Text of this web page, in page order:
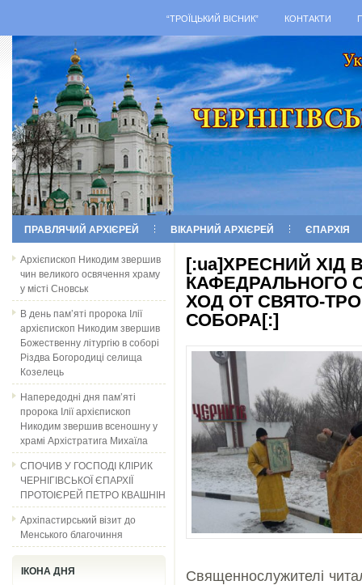
“ТРОЇЦЬКИЙ ВІСНИК” КОНТАКТИ
ПРАВЛЯЧИЙ АРХІЄРЕЙ ВІКАРНИЙ АРХІЄРЕЙ ЄПАРХІЯ
Архієпископ Никодим звершив
чин великого освячення храму
у місті Сновськ
В день пам’яті пророка Ілії
архієпископ Никодим звершив
Божественну літургію в соборі
Різдва Богородиці селища
Козелець
Напередодні дня пам’яті
пророка Ілії архієпископ
Никодим звершив всеношну у
храмі Архістратига Михаїла
СПОЧИВ У ГОСПОДІ КЛІРИК
ЧЕРНІГІВСЬКОЇ ЄПАРХІЇ
ПРОТОІЄРЕЙ ПЕТРО КВАШНІН
Архіпастирський візит до
Менського благочиння
ІКОНА ДНЯ
[:ua]ХРЕСНИЙ ХІД
КАФЕДРАЛЬНОГО
ХОД ОТ СВЯТО-
СОБОРА[:]
Священнослужителі